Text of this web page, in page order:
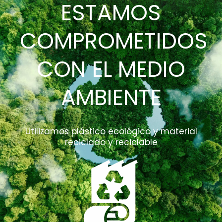
ESTAMOS
COMPROMETIDOS
CON EL MEDIO
AMBIENTE
Utilizamos plástico ecológico y material
reciclado y reciclable